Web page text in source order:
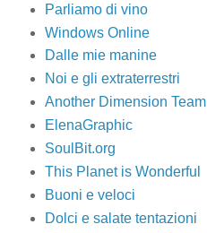
Parliamo di vino
Windows Online
Dalle mie manine
Noi e gli extraterrestri
Another Dimension Team
ElenaGraphic
SoulBit.org
This Planet is Wonderful
Buoni e veloci
Dolci e salate tentazioni